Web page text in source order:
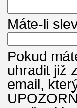
Máte-li
Pokud
uhradit již
email,